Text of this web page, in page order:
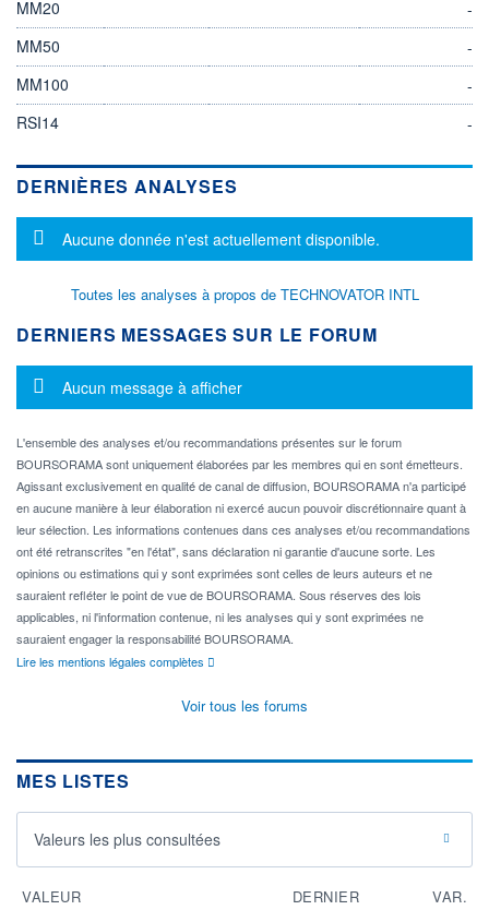
MM20
-
MM50
-
MM100
-
RSI14
-
DERNIÈRES ANALYSES
Message d'information
Aucune donnée n'est actuellement disponible.
Toutes les analyses à propos de TECHNOVATOR INTL
DERNIERS MESSAGES SUR LE FORUM
Message d'information
Aucun message à afficher
L'ensemble des analyses et/ou recommandations présentes sur le forum
BOURSORAMA sont uniquement élaborées par les membres qui en sont émetteurs.
Agissant exclusivement en qualité de canal de diffusion, BOURSORAMA n'a participé
en aucune manière à leur élaboration ni exercé aucun pouvoir discrétionnaire quant à
leur sélection. Les informations contenues dans ces analyses et/ou recommandations
ont été retranscrites "en l'état", sans déclaration ni garantie d'aucune sorte. Les
opinions ou estimations qui y sont exprimées sont celles de leurs auteurs et ne
sauraient refléter le point de vue de BOURSORAMA. Sous réserves des lois
applicables, ni l'information contenue, ni les analyses qui y sont exprimées ne
sauraient engager la responsabilité BOURSORAMA.
Lire les mentions légales complètes
Voir tous les forums
MES LISTES
Valeurs les plus consultées
VALEUR DERNIER VAR.